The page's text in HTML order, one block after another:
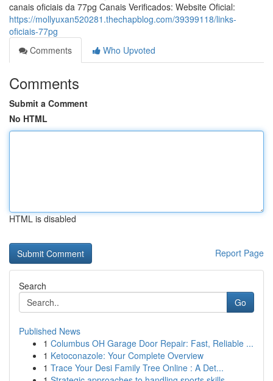
canais oficiais da 77pg Canais Verificados: Website Oficial:
https://mollyuxan520281.thechapblog.com/39399118/links-
oficiais-77pg
Comments
Who Upvoted
Comments
Submit a Comment
No HTML
HTML is disabled
Report Page
Search
Go
Published News
1 Columbus OH Garage Door Repair: Fast, Reliable ...
1 Ketoconazole: Your Complete Overview
1 Trace Your Desi Family Tree Online : A Det...